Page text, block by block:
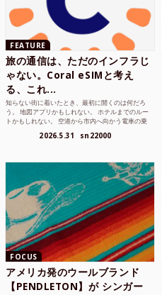
FEATURE
旅の通信は、ただのインフラじ
ゃない。Coral eSIMと考え
る、これ...
知らない街に着いたとき、最初に開くのは何だろ
う。 地図アプリかもしれない。 ホテルまでのルー
トかもしれない。 空港から市内へ向かう電車の乗
2026.5.31 sn22000
FOCUS
アメリカ発のウールブランド
【PENDLETON】が シンガー